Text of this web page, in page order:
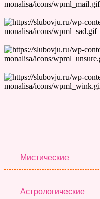
Мистические
Астрологические